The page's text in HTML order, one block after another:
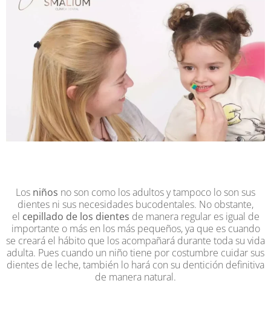
Los niños no son como los adultos y tampoco lo son sus
dientes ni sus necesidades bucodentales. No obstante,
el cepillado de los dientes de manera regular es igual de
importante o más en los más pequeños, ya que es cuando
se creará el hábito que los acompañará durante toda su vida
adulta. Pues cuando un niño tiene por costumbre cuidar sus
dientes de leche, también lo hará con su dentición definitiva
de manera natural.